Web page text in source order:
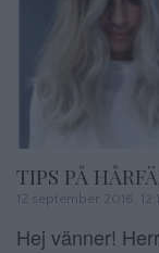
TIPS PÅ
12 september 2016,
Hej vänner!